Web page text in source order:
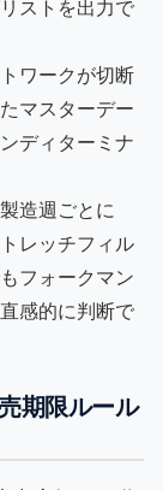
ストを出力で
ワークが切断
マスターデー
ディターミナ
造週ごとに
レッチフィル
フォークマン
感的に判断で
期限ルール